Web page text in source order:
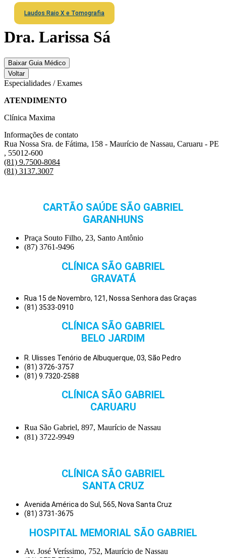
Laudos Raio X e Tomografia
Dra. Larissa Sá
Baixar Guia Médico
Voltar
Especialidades / Exames
ATENDIMENTO
Clínica Maxima
Informações de contato
Rua Nossa Sra. de Fátima, 158 - Maurício de Nassau, Caruaru - PE
, 55012-600
(81) 9.7500-8084
(81) 3137.3007
CARTÃO SAÚDE SÃO GABRIEL
GARANHUNS
Praça Souto Filho, 23, Santo Antônio
(87) 3761-9496
CLÍNICA SÃO GABRIEL
GRAVATÁ
Rua 15 de Novembro, 121, Nossa Senhora das Graças
(81) 3533-0910
CLÍNICA SÃO GABRIEL
BELO JARDIM
R. Ulisses Tenório de Albuquerque, 03, São Pedro
(81) 3726-3757
(81) 9.7320-2588
CLÍNICA SÃO GABRIEL
CARUARU
Rua São Gabriel, 897, Maurício de Nassau
(81) 3722-9949
CLÍNICA SÃO GABRIEL
SANTA CRUZ
Avenida América do Sul, 565, Nova Santa Cruz
(81) 3731-3675
HOSPITAL MEMORIAL SÃO GABRIEL
Av. José Veríssimo, 752, Maurício de Nassau